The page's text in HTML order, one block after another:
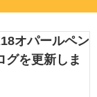
オパールペン
グを更新しま